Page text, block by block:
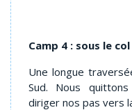
Camp 4 : sous le
Une longue
Sud. Nous
diriger nos pas vers